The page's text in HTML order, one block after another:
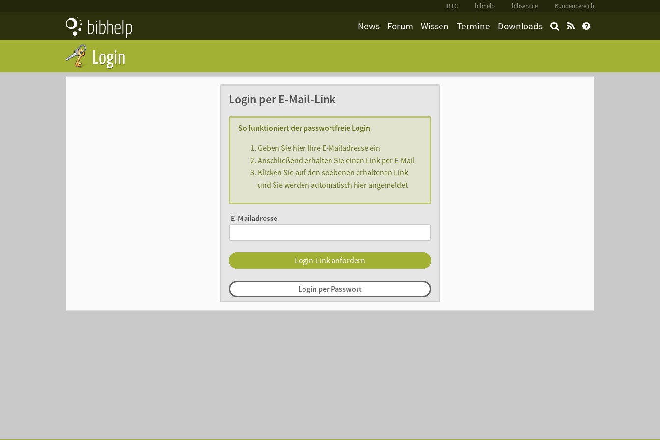
IBTC bibhelp bibservice Kundenbereich
News Forum Wissen Termine Downloads
bibhelp
Login
Login per E-Mail-Link
So funktioniert der passwortfreie Login
Geben Sie hier Ihre E-Mailadresse ein
Anschließend erhalten Sie einen Link per E-Mail
Klicken Sie auf den soebenen erhaltenen Link
und Sie werden automatisch hier angemeldet
E-Mailadresse
Login per Passwort